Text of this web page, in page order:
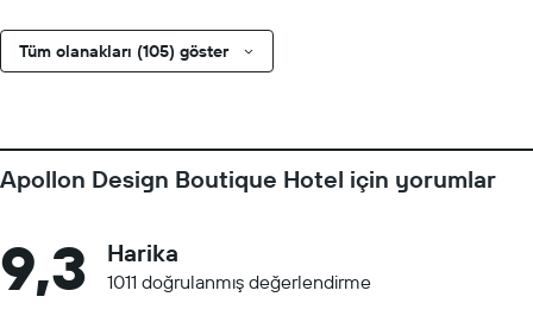
Tüm olanakları (105) göster
Apollon Design Boutique Hotel için yorumlar
9,3 Harika
1011 doğrulanmış değerlendirme